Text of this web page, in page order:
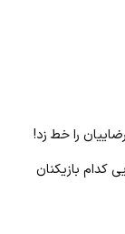
را خط زد!
بازیکنان